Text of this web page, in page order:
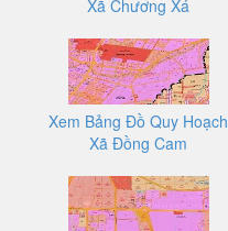
Xã Chương Xá
Xem Bảng Đồ Quy Hoạch
Xã Đồng Cam